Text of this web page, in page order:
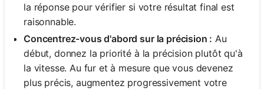
la réponse pour vérifier si votre résultat final est
raisonnable.
Concentrez-vous d'abord sur la précision : Au
début, donnez la priorité à la précision plutôt qu'à
la vitesse. Au fur et à mesure que vous devenez
plus précis, augmentez progressivement votre